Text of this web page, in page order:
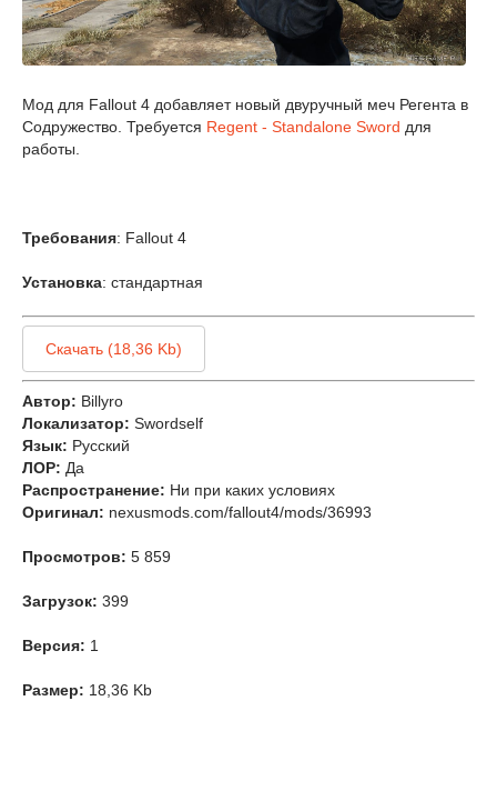
Мод для Fallout 4 добавляет новый двуручный меч Регента в
Содружество. Требуется Regent - Standalone Sword для
работы.
Требования: Fallout 4
Установка: стандартная
Скачать (18,36 Kb)
Автор: Billyro
Локализатор: Swordself
Язык: Русский
ЛОР: Да
Распространение: Ни при каких условиях
Оригинал: nexusmods.com/fallout4/mods/36993
Просмотров: 5 859
Загрузок: 399
Версия: 1
Размер: 18,36 Kb